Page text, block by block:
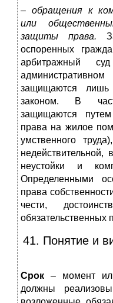
– обращения к
или
защиты права.
оспоренных
арбитражный
защищаются лишь
законом. В
защищаются
права на жилое
умственного
недействительной,
неустойки и
Определенными
права
чести,
обязательственных
41. Понятие и
Срок – момент
должны